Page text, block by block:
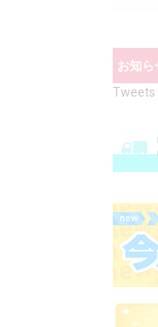
お知ら
Tweets